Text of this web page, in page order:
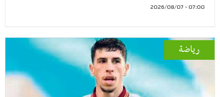
07:00 - 2026/08/07
رياضة